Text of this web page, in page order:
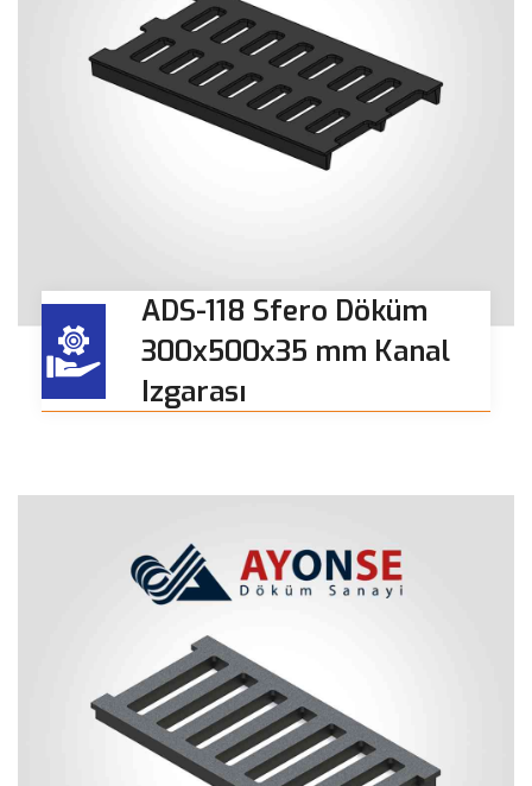
ADS-118 Sfero Döküm
300x500x35 mm Kanal
Izgarası